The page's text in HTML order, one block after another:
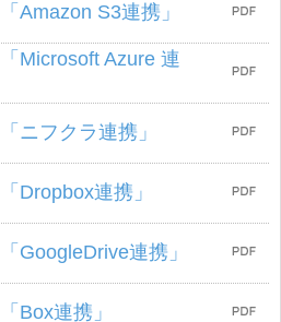
Amazon S3連携」
Microsoft Azure 連
ニフクラ連携」
Dropbox連携」
GoogleDrive連携」
Box連携」